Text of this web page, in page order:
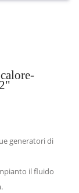
generatori di
il fluido